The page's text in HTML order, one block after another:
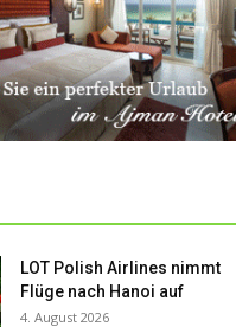
LOT Polish Airlines nimmt
Flüge nach Hanoi auf
4. August 2026